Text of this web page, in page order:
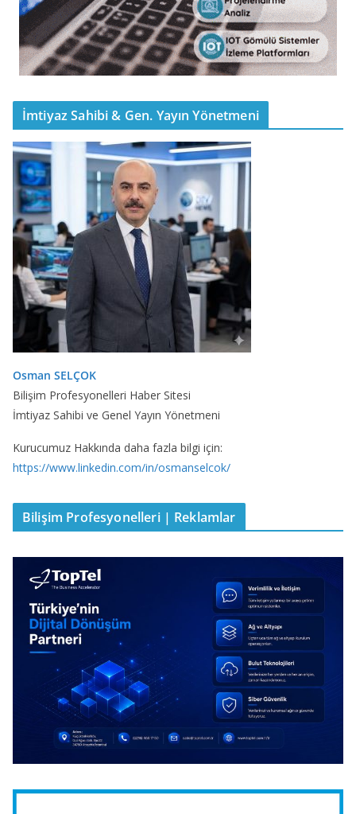
İmtiyaz Sahibi & Gen. Yayın Yönetmeni
Osman SELÇOK
Bilişim Profesyonelleri Haber Sitesi
İmtiyaz Sahibi ve Genel Yayın Yönetmeni
Kurucumuz Hakkında daha fazla bilgi için:
https://www.linkedin.com/in/osmanselcok/
Bilişim Profesyonelleri | Reklamlar